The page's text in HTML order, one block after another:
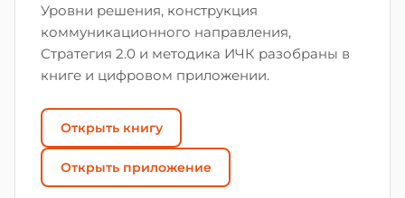
Уровни решения, конструкция
коммуникационного направления,
Стратегия 2.0 и методика ИЧК разобраны в
книге и цифровом приложении.
Открыть книгу
Открыть приложение